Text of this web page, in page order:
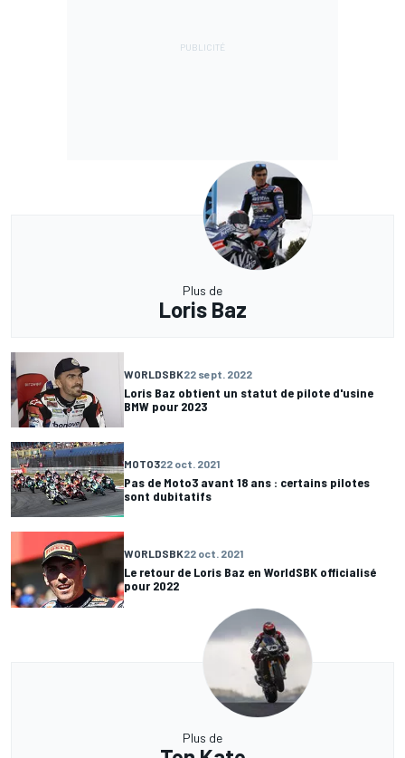
Plus de
Loris Baz
WORLDSBK22 sept. 2022
Loris Baz obtient un statut de pilote d'usine
BMW pour 2023
MOTO322 oct. 2021
Pas de Moto3 avant 18 ans : certains pilotes
sont dubitatifs
WORLDSBK22 oct. 2021
Le retour de Loris Baz en WorldSBK officialisé
pour 2022
Plus de